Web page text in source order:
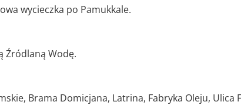
wycieczka po Pamukkale.
Źródlaną Wodę.
Brama Domicjana, Latrina, Fabryka Oleju, Ulica